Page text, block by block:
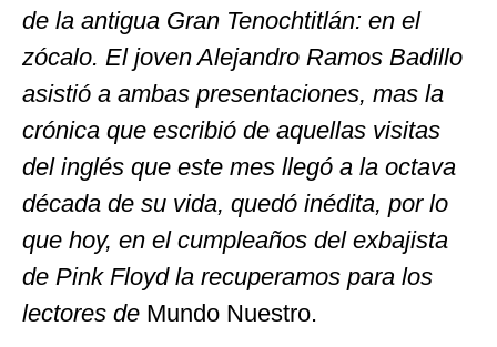
de la antigua Gran Tenochtitlán: en el
zócalo. El joven Alejandro Ramos Badillo
asistió a ambas presentaciones, mas la
crónica que escribió de aquellas visitas
del inglés que este mes llegó a la octava
década de su vida, quedó inédita, por lo
que hoy, en el cumpleaños del exbajista
de Pink Floyd la recuperamos para los
lectores de Mundo Nuestro.